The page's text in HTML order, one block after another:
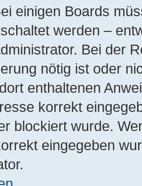
einigen Boards
werden –
Bei der
nötig ist oder
enthaltenen
korrekt
blockiert wurde.
eingegeben